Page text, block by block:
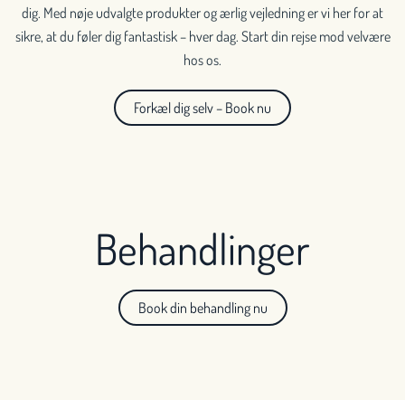
dig. Med nøje udvalgte produkter og ærlig vejledning er vi her for at
sikre, at du føler dig fantastisk – hver dag. Start din rejse mod velvære
hos os.
Forkæl dig selv – Book nu
Behandlinger
Book din behandling nu